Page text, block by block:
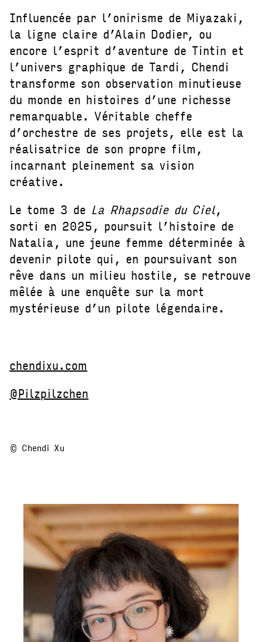
Influencée par l’onirisme de Miyazaki,
la ligne claire d’Alain Dodier, ou
encore l’esprit d’aventure de Tintin et
l’univers graphique de Tardi, Chendi
transforme son observation minutieuse
du monde en histoires d’une richesse
remarquable. Véritable cheffe
d’orchestre de ses projets, elle est la
réalisatrice de son propre film,
incarnant pleinement sa vision
créative.
Le tome 3 de La Rhapsodie du Ciel,
sorti en 2025, poursuit l’histoire de
Natalia, une jeune femme déterminée à
devenir pilote qui, en poursuivant son
rêve dans un milieu hostile, se retrouve
mêlée à une enquête sur la mort
mystérieuse d’un pilote légendaire.
chendixu.com
@Pilzpilzchen
© Chendi Xu